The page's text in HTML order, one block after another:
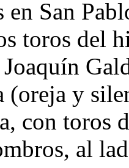
en San
toros del
(oreja y
con toros
al